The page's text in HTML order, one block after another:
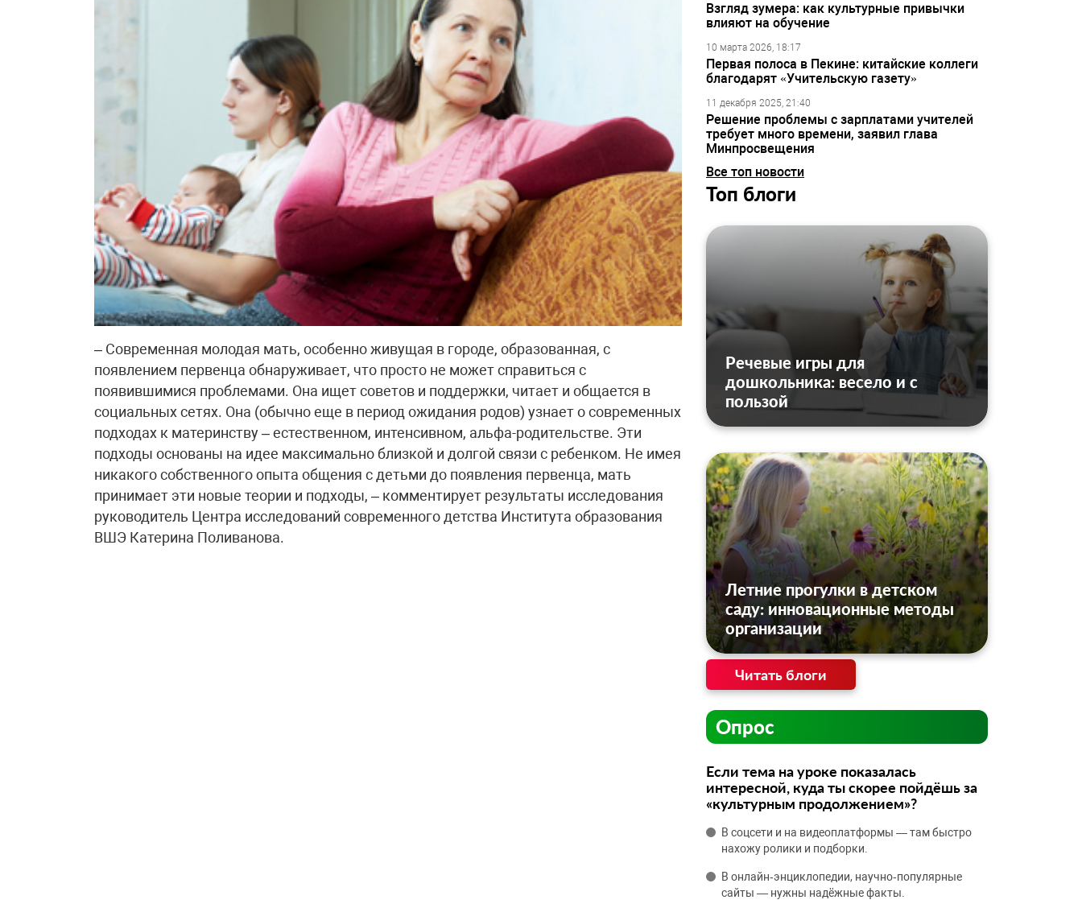
– Современная молодая мать, особенно живущая в городе, образованная, с
появлением первенца обнаруживает, что просто не может справиться с
появившимися проблемами. Она ищет советов и поддержки, читает и общается в
социальных сетях. Она (обычно еще в период ожидания родов) узнает о современных
подходах к материнству – естественном, интенсивном, альфа-родительстве. Эти
подходы основаны на идее максимально близкой и долгой связи с ребенком. Не имея
никакого собственного опыта общения с детьми до появления первенца, мать
принимает эти новые теории и подходы, – комментирует результаты исследования
руководитель Центра исследований современного детства Института образования
ВШЭ Катерина Поливанова.
Взгляд зумера: как культурные привычки
влияют на обучение
10 марта 2026, 18:17
Первая полоса в Пекине: китайские коллеги
благодарят «Учительскую газету»
11 декабря 2025, 21:40
Решение проблемы с зарплатами учителей
требует много времени, заявил глава
Минпросвещения
Все топ новости
Топ блоги
Речевые игры для
дошкольника: весело и с
пользой
Летние прогулки в детском
саду: инновационные методы
организации
Читать блоги
Опрос
Если тема на уроке показалась
интересной, куда ты скорее пойдёшь за
«культурным продолжением»?
В соцсети и на видеоплатформы — там быстро
нахожу ролики и подборки.
В онлайн‑энциклопедии, научно‑популярные
сайты — нужны надёжные факты.